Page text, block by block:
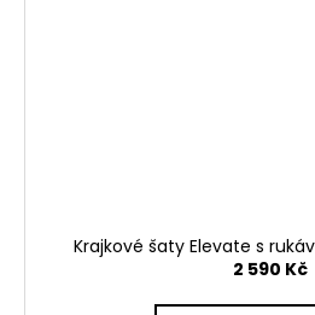
Krajkové šaty Elevate s
2 590 Kč